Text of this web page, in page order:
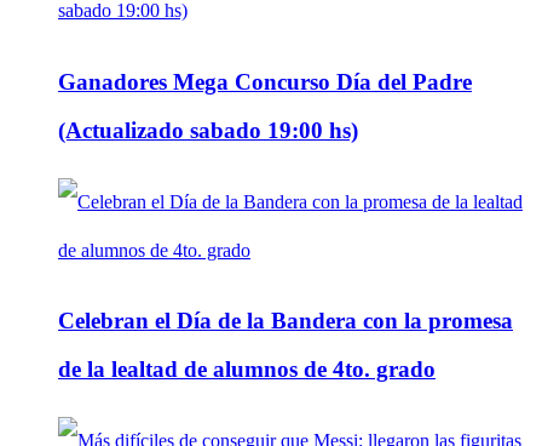
Ganadores Mega Concurso Día del Padre
(Actualizado sabado 19:00 hs)
Celebran el Día de la Bandera con la promesa
de la lealtad de alumnos de 4to. grado